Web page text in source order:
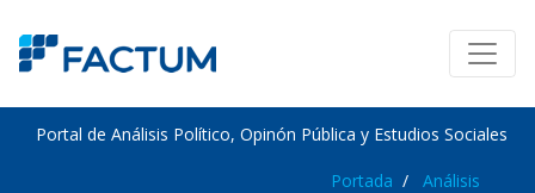
Portal de Análisis Político, Opinón Pública y Estudios Sociales
Portada Análisis